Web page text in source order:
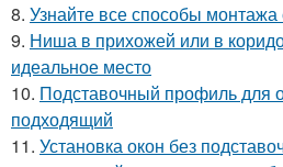
8. Узнайте все способы
9. Ниша в прихожей или в
идеальное место
10. Подставочный профиль для
подходящий
11. Установка окон без